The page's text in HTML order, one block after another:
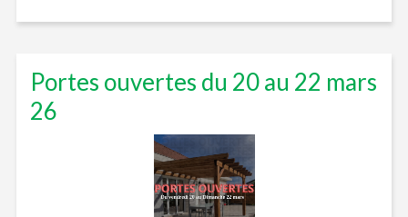
Portes ouvertes du 20 au 22 mars
26